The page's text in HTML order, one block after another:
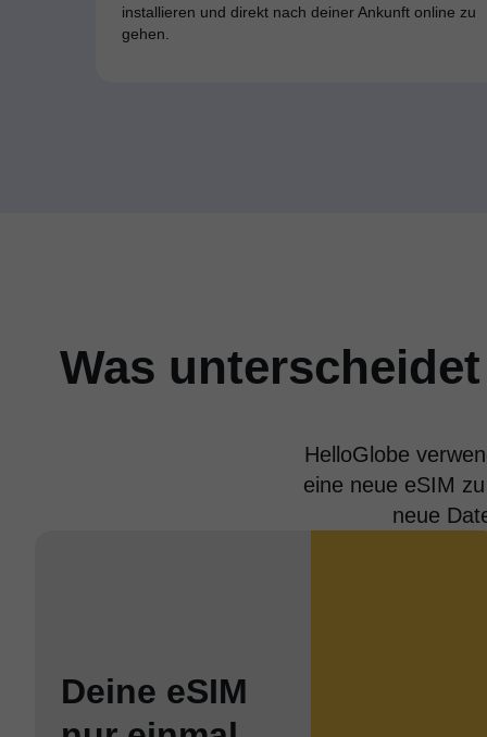
installieren und direkt nach deiner Ankunft online zu
gehen.
Was
HelloGlobe
eine neue eSIM
neue
Deine eSIM